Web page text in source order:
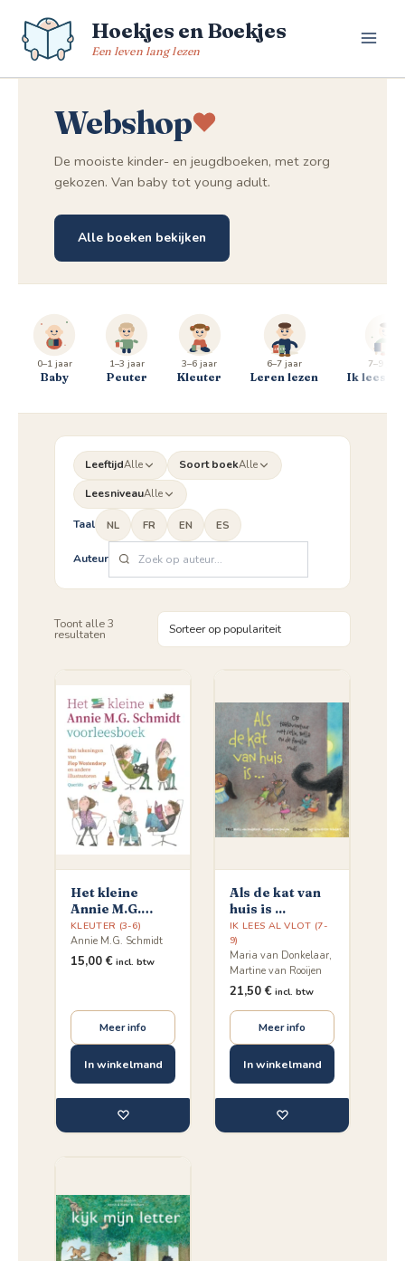
naar
Hoekjes en Boekjes
Een leven lang lezen
Webshop
De mooiste kinder- en jeugdboeken, met zorg
gekozen. Van baby tot young adult.
Alle boeken bekijken
0–1 jaar
Baby
1–3 jaar
Peuter
3–6 jaar
Kleuter
6–7 jaar
Leren lezen
7–9 jaar
Ik lees al
LeeftijdAlle Soort boekAlle
LeesniveauAlle
Taal NL FR EN ES
Auteur
Toont alle 3
resultaten
Het kleine
Annie M.G.
Schmidt
voorleesboek
KLEUTER (3-6)
Annie M.G. Schmidt
15,00 € incl. btw
Meer info
In winkelmand
♡
Als de kat van
huis is ...
IK LEES AL VLOT (7-
9)
Maria van Donkelaar,
Martine van Rooijen
21,50 € incl. btw
Meer info
In winkelmand
♡